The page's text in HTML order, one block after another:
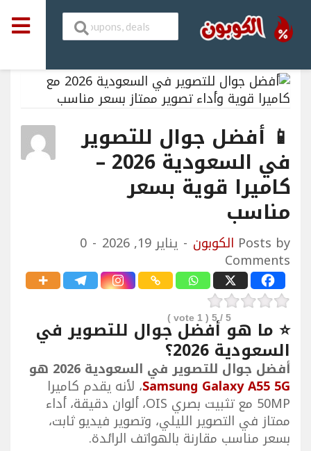
📱 أفضل جوال للتصوير
في السعودية 2026 –
كاميرا قوية بسعر
مناسب
Posts by الكوبون يناير 19, 2026 0
Comments
5
/ 5 (
1
vote )
⭐ ما هو أفضل جوال للتصوير في
السعودية 2026؟
أفضل جوال للتصوير في السعودية 2026 هو
Samsung Galaxy A55 5G، لأنه يقدم كاميرا
50MP مع تثبيت بصري OIS، ألوان دقيقة، أداء
ممتاز في التصوير الليلي، وتصوير فيديو ثابت،
بسعر مناسب مقارنة بالهواتف الرائدة.